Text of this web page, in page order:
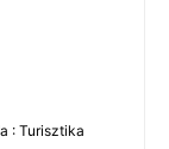
: Turisztika